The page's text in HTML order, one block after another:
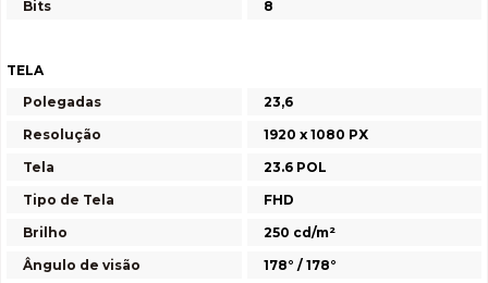
Bits
8
TELA
Polegadas
23,6
Resolução
1920 x 1080 PX
Tela
23.6 POL
Tipo de Tela
FHD
Brilho
250 cd/m²
Ângulo de visão
178° / 178°